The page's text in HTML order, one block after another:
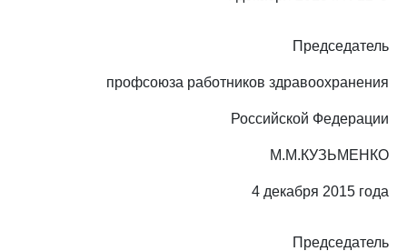
Председатель
профсоюза работников здравоохранения
Российской Федерации
М.М.КУЗЬМЕНКО
4 декабря 2015 года
Председатель